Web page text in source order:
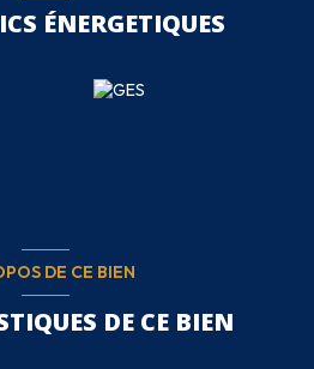
ÉNERGETIQUES
DE CE BIEN
DE CE BIEN